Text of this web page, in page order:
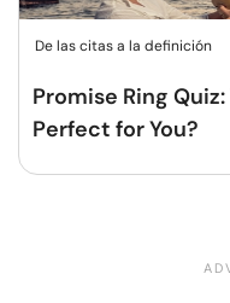
De las citas a la definición
Promise Ring
Perfect for You?